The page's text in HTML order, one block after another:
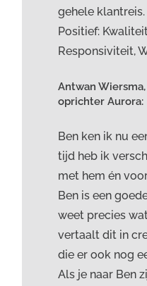
gehele klantreis.
Positief:
Responsiviteit,
Antwan
oprichter Aurora:
Ben ken ik nu
tijd heb ik
met hem én
Ben is een
weet precies
vertaalt dit in
die er ook nog
Als je naar Ben